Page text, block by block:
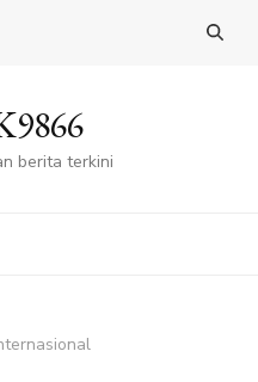
berita terkini